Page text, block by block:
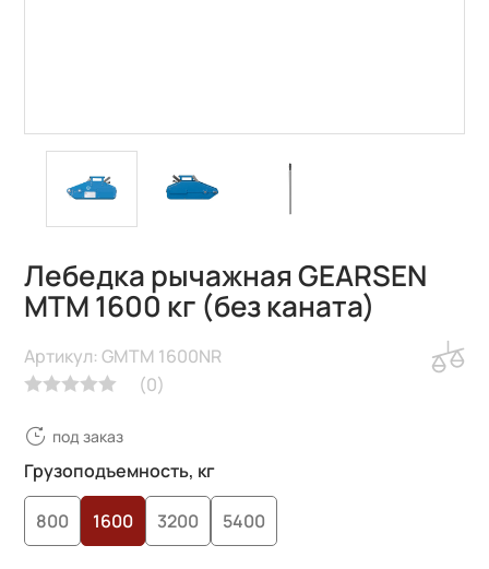
Лебедка рычажная GEARSEN
MTM 1600 кг (без каната)
(0)
Артикул: GMTM 1600NR
под заказ
Грузоподъемность, кг
800 1600 3200 5400